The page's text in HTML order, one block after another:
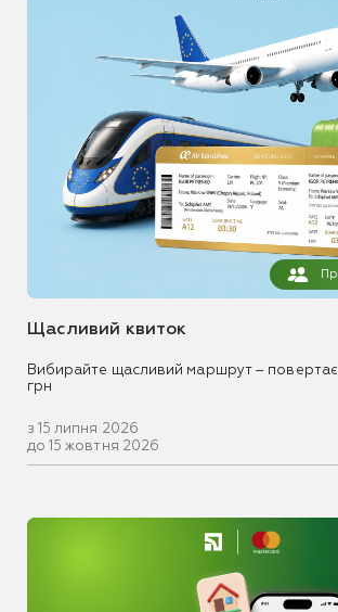
Щасливий квиток
Вибирайте щасливий маршрут –
грн
з 15 липня 2026
до 15 жовтня 2026